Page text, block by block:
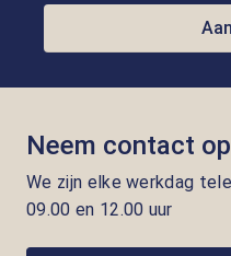
Neem contact op
We zijn elke werkdag
09.00 en 12.00 uur